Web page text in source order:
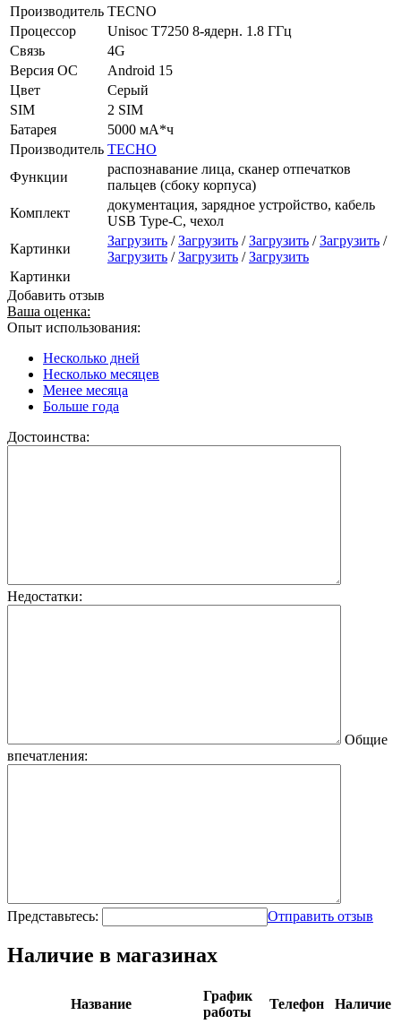
Производитель TECNO
Процессор
Unisoc T7250 8-ядерн. 1.8 ГГц
Связь
4G
Версия ОС
Android 15
Цвет
Серый
SIM
2 SIM
Батарея
5000 мА*ч
Производитель TECHO
Функции
распознавание лица, сканер отпечатков
пальцев (сбоку корпуса)
Комплект
документация, зарядное устройство, кабель
USB Type-C, чехол
Картинки
Загрузить /Загрузить /Загрузить /Загрузить /
Загрузить /Загрузить /Загрузить
Картинки
Добавить отзыв
Ваша оценка:
Опыт использования:
Несколько дней
Несколько месяцев
Менее месяца
Больше года
Достоинства:
Недостатки:
Общие
впечатления:
Представьтесь: Отправить отзыв
Наличие в магазинах
Название
График
работы
Телефон Наличие